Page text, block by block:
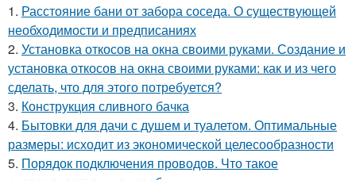
1. Расстояние бани от забора соседа. О существующей
необходимости и предписаниях
2. Установка откосов на окна своими руками. Создание и
установка откосов на окна своими руками: как и из чего
сделать, что для этого потребуется?
3. Конструкция сливного бачка
4. Бытовки для дачи с душем и туалетом. Оптимальные
размеры: исходит из экономической целесообразности
5. Порядок подключения проводов. Что такое